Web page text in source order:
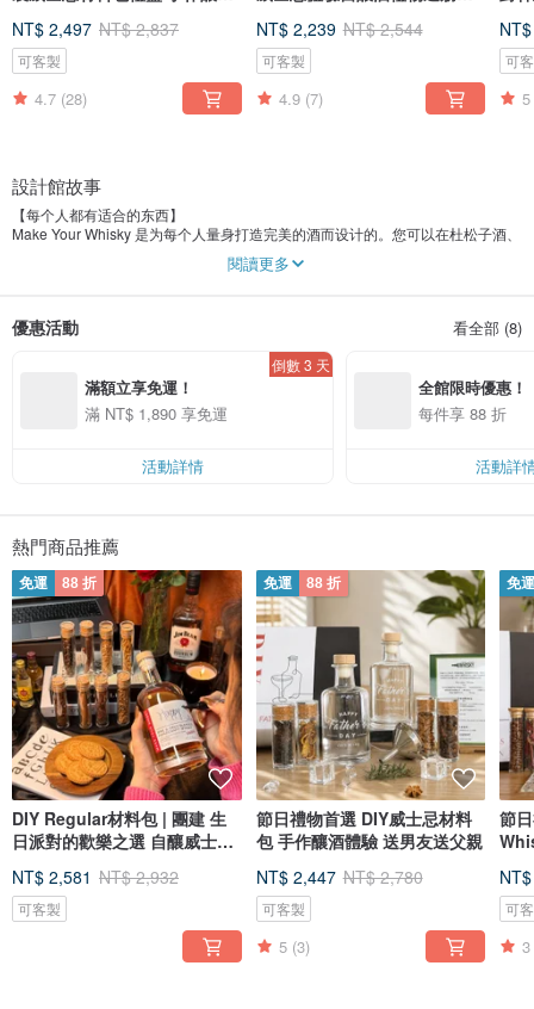
NT$ 2,497 NT$ 2,837
可客製
4.7 (28)
NT$ 2,239 NT$ 2,544
可客製
4.9 (7)
可
5
設計館故事
【每个人都有适合的东西】
Make Your Whisky 是为每个人量身打造完美的酒而设计的。您可以在杜松子酒、
威士忌、桑格利亚汽酒等产品中找到您的完美套装。做起来很容易！
加您的个性化信息——让它更加温暖人心！
个性化制作的方式
簡單操作，成功率100%
有機！所有成分均來自美國和南美
閱讀更多
優惠活動 看全部 (8)
滿額立享免運！
滿 NT$ 1,890 享免運
倒數 3 天
活動詳情
全館限時優惠！
每件享 88 折
活動詳
熱門商品推薦
免運 88 折
DIY Regular材料包 | 團建 生
日派對的歡樂之選 自釀威士忌
NT$ 2,581 NT$ 2,932
可客製
免運 88 折
節日禮物首選 DIY威士忌材料
包 手作釀酒體驗 送男友送父親
NT$ 2,447 NT$ 2,780
可客製
5 (3)
免
節
可
3